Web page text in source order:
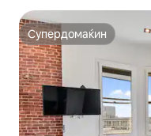
Супердомаќин
Супердомаќин